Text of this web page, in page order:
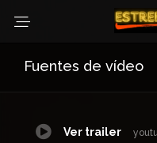
Fuentes de vídeo
Ver trailer